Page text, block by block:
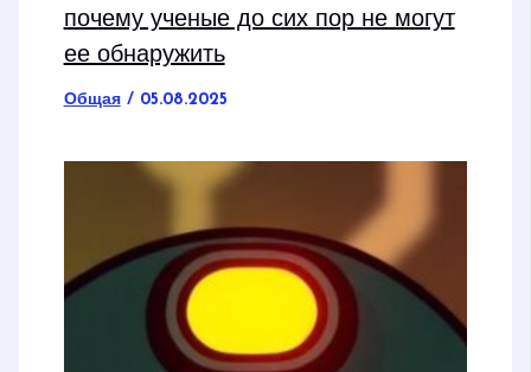
почему ученые до сих пор не могут
ее обнаружить
Общая/ 05.08.2025